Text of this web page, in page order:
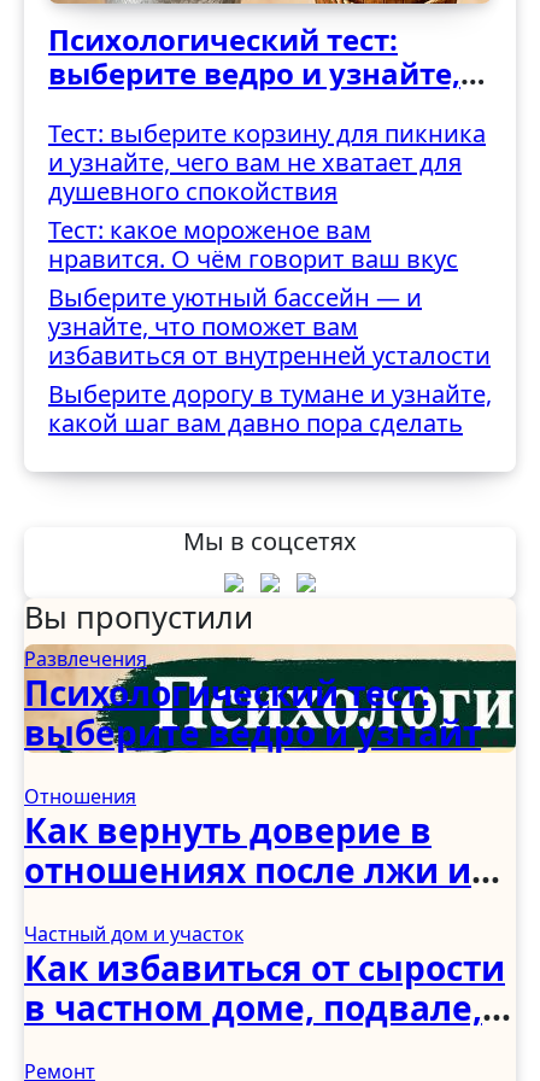
Психологический тест:
выберите ведро и узнайте,
трудностями
Тест: выберите корзину для пикника
и узнайте, чего вам не хватает для
душевного спокойствия
Тест: какое мороженое вам
нравится. О чём говорит ваш вкус
Выберите уютный бассейн — и
узнайте, что поможет вам
избавиться от внутренней усталости
Выберите дорогу в тумане и узнайте,
какой шаг вам давно пора сделать
Мы в соцсетях
Вы пропустили
Развлечения
Психологический тест:
выберите ведро и узнайте,
трудностями
Отношения
Как вернуть доверие в
отношениях после лжи и
психологов
Частный дом и участок
Как избавиться от сырости
в частном доме, подвале,
Ремонт